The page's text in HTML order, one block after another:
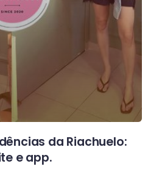
da Riachuelo:
e app.